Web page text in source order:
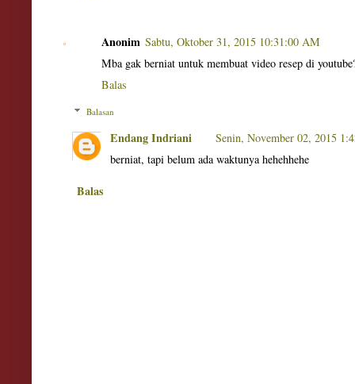
Anonim Sabtu, Oktober 31, 2015 10:31:00 AM
Mba gak berniat untuk membuat video resep di
Balas
Balasan
Endang Indriani
Senin, November 02, 2015
berniat, tapi belum ada waktunya hehehhehe
Balas